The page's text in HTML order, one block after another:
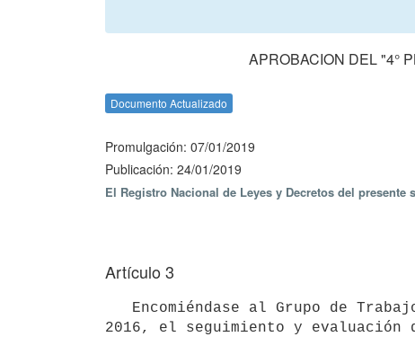
APROBACION DEL "4°
Documento Actualizado
Promulgación: 07/01/2019
Publicación: 24/01/2019
El Registro Nacional de Leyes y Decretos del
Artículo 3
2016, el seguimiento y evaluación